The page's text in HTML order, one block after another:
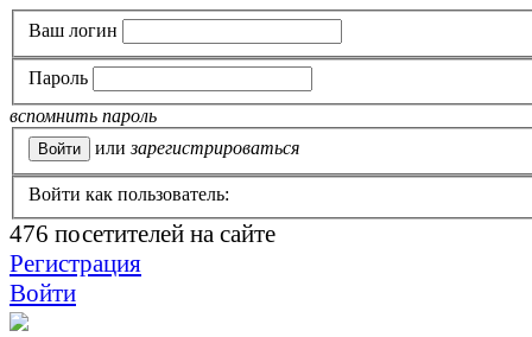
Ваш логин
Пароль
вспомнить пароль
или зарегистрироваться
Войти как пользователь:
476 посетителей на сайте
Регистрация
Войти